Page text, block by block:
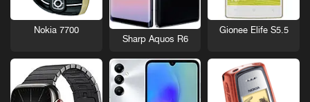
Gionee Elife S5.5
Sharp Aquos R6
Nokia 7700